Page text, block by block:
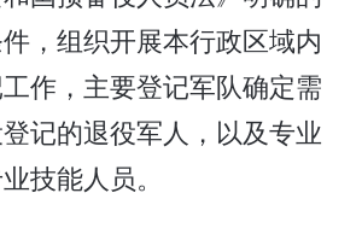
，组织开展本行政区域内
作，主要登记军队确定需
记的退役军人，以及专业
技能人员。